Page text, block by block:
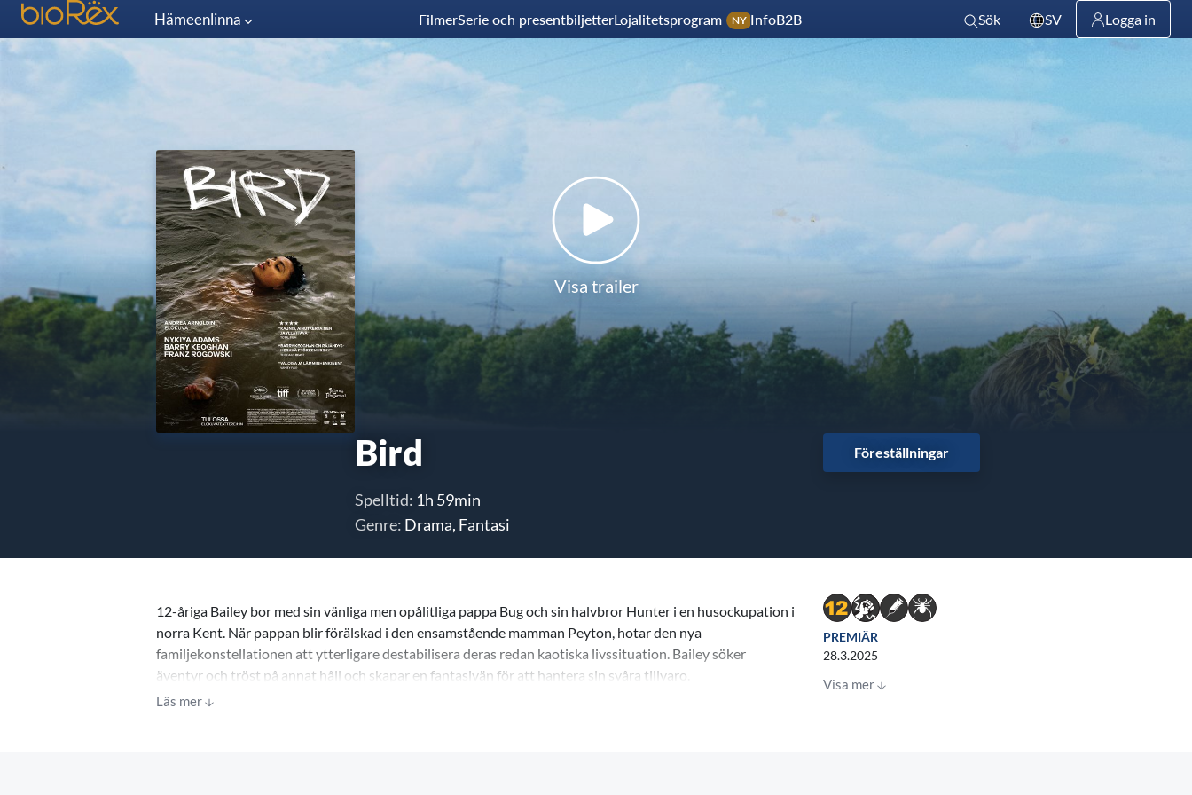
Hämeenlinna FilmerSerie och presentbiljetterLojalitetsprogram NY InfoB2B Sök SV Logga in
Visa trailer
Bird
Spelltid: 1h 59min
Genre: Drama, Fantasi
Föreställningar
12-åriga Bailey bor med sin vänliga men opålitliga pappa Bug och sin halvbror Hunter i en husockupation i
norra Kent. När pappan blir förälskad i den ensamstående mamman Peyton, hotar den nya
familjekonstellationen att ytterligare destabilisera deras redan kaotiska livssituation. Bailey söker
äventyr och tröst på annat håll och skapar en fantasivän för att hantera sin svåra tillvaro.
Läs mer
PREMIÄR
28.3.2025
Visa mer